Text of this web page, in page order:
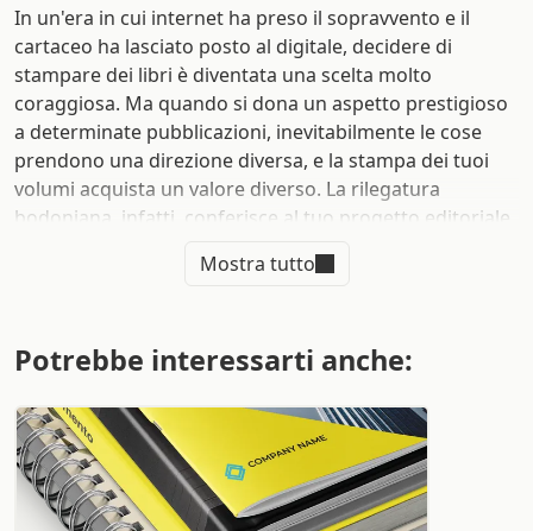
In un'era in cui internet ha preso il sopravvento e il
cartaceo ha lasciato posto al digitale, decidere di
stampare dei libri è diventata una scelta molto
coraggiosa. Ma quando si dona un aspetto prestigioso
a determinate pubblicazioni, inevitabilmente le cose
prendono una direzione diversa, e la stampa dei tuoi
volumi acquista un valore diverso. La rilegatura
bodoniana, infatti, conferisce al tuo progetto editoriale
elegante, piacevole da guardare e toccare, la scelta
di questo tipo di rilegatura è l'unica da prendere in
considerazione.Ideale per la stampa di libri, cataloghi,
fotolibri o gadget ricercati e di grande impatto, la
rilegatura bodoniana non ha rivali.
Ma quali sonoi vantaggiche puoi ricevere da questo
Mostra tutto
Potrebbe interessarti anche: